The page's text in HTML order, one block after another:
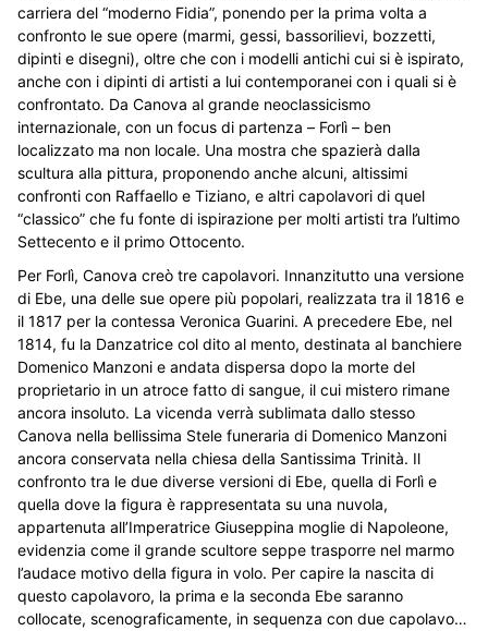
carriera del “moderno Fidia”, ponendo per la prima volta a
confronto le sue opere (marmi, gessi, bassorilievi, bozzetti,
dipinti e disegni), oltre che con i modelli antichi cui si è ispirato,
anche con i dipinti di artisti a lui contemporanei con i quali si è
confrontato. Da Canova al grande neoclassicismo
internazionale, con un focus di partenza – Forlì – ben
localizzato ma non locale. Una mostra che spazierà dalla
scultura alla pittura, proponendo anche alcuni, altissimi
confronti con Raffaello e Tiziano, e altri capolavori di quel
“classico” che fu fonte di ispirazione per molti artisti tra l’ultimo
Settecento e il primo Ottocento.
Per Forlì, Canova creò tre capolavori. Innanzitutto una versione
di Ebe, una delle sue opere più popolari, realizzata tra il 1816 e
il 1817 per la contessa Veronica Guarini. A precedere Ebe, nel
1814, fu la Danzatrice col dito al mento, destinata al banchiere
Domenico Manzoni e andata dispersa dopo la morte del
proprietario in un atroce fatto di sangue, il cui mistero rimane
ancora insoluto. La vicenda verrà sublimata dallo stesso
Canova nella bellissima Stele funeraria di Domenico Manzoni
ancora conservata nella chiesa della Santissima Trinità. Il
confronto tra le due diverse versioni di Ebe, quella di Forlì e
quella dove la figura è rappresentata su una nuvola,
appartenuta all’Imperatrice Giuseppina moglie di Napoleone,
evidenzia come il grande scultore seppe trasporre nel marmo
l’audace motivo della figura in volo. Per capire la nascita di
questo capolavoro, la prima e la seconda Ebe saranno
collocate, scenograficamente, in sequenza con due capolavori